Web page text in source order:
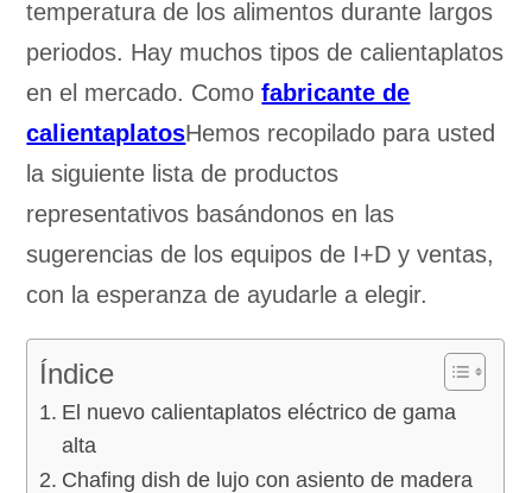
temperatura de los alimentos durante largos
periodos. Hay muchos tipos de calientaplatos
en el mercado. Comofabricante de
calientaplatosHemos recopilado para usted
la siguiente lista de productos
representativos basándonos en las
sugerencias de los equipos de I+D y ventas,
con la esperanza de ayudarle a elegir.
Índice
El nuevo calientaplatos eléctrico de gama
alta
Chafing dish de lujo con asiento de madera